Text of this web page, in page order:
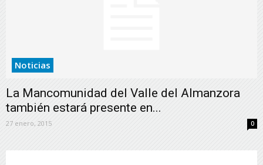
Noticias
La Mancomunidad del Valle del Almanzora
también estará presente en...
27 enero, 2015 0